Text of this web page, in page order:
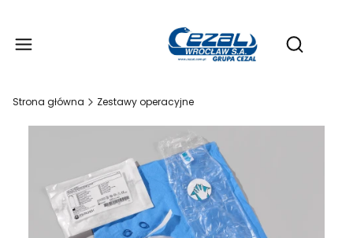
Otwórz
Strona główna Zestawy operacyjne